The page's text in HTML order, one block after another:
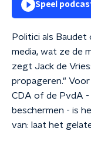
Speel
Politici als
media, wat ze de
zegt Jack de
propageren."
CDA of de PvdA -
beschermen - is
van: laat het